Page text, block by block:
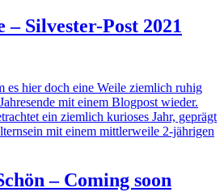
Silvester-Post 2021
es hier doch eine Weile ziemlich ruhig
mit einem Blogpost wieder.
ein ziemlich kurioses Jahr, geprägt
mit einem mittlerweile 2-jährigen
– Coming soon